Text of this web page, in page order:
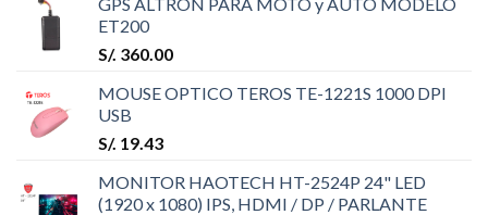
ET200
S/. 360.00
MOUSE OPTICO TEROS TE-1221S 1000 DPI
USB
S/. 19.43
MONITOR HAOTECH HT-2524P 24" LED
(1920 x 1080) IPS, HDMI / DP / PARLANTE